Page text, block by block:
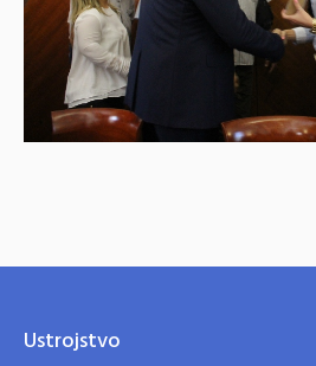
Ustrojstvo